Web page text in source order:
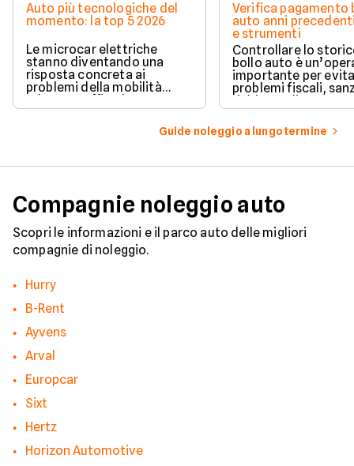
Auto più tecnologiche del
momento: la top 5 2026
Le microcar elettriche
stanno diventando una
risposta concreta ai
problemi della mobilità
parcheggi limitati e costi di
gestione sempre più alti.
Verifica pagamento
auto anni
e strumenti
Controllare lo
bollo auto è
importante per
problemi fiscali,
inattese.
Guide noleggio a lungo termine
Compagnie noleggio auto
Scopri le informazioni e il parco auto delle migliori
compagnie di noleggio.
Hurry
B-Rent
Ayvens
Arval
Europcar
Sixt
Hertz
Horizon Automotive